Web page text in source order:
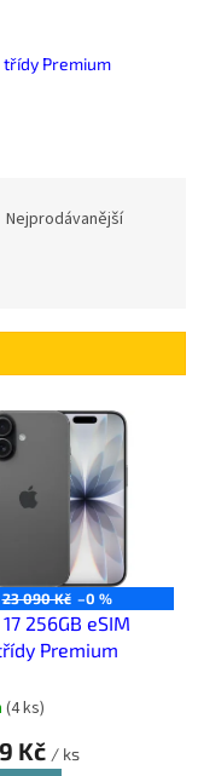
třídy Premium
Nejprodávanější
23 090 Kč –0 %
256GB eSIM
Premium
(4 ks)
Kč / ks